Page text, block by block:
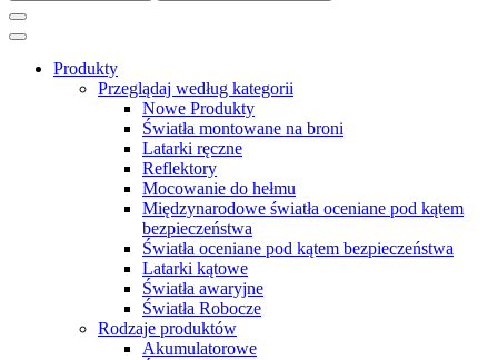
Produkty
Przeglądaj według kategorii
Nowe Produkty
Światła montowane na broni
Latarki ręczne
Reflektory
Mocowanie do hełmu
Międzynarodowe światła oceniane pod kątem
bezpieczeństwa
Światła oceniane pod kątem bezpieczeństwa
Latarki kątowe
Światła awaryjne
Światła Robocze
Rodzaje produktów
Akumulatorowe